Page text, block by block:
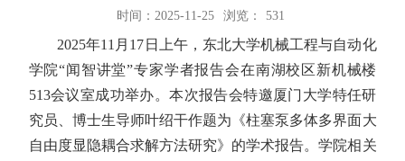
时间：2025-11-25 浏览： 531
2025年11 月 17 日上午，东北大学机械工程与自动化
学院“闻智讲堂”专家学者报告会在南湖校区新机械楼
513会议室成功举办。本次报告会特邀厦门大学特任研
究员、博士生导师叶绍干作题为《柱塞泵多体多界面大
自由度显隐耦合求解方法研究》的学术报告。学院相关